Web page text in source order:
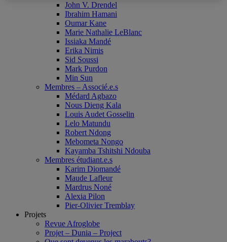
John V. Drendel
Ibrahim Hamani
Oumar Kane
Marie Nathalie LeBlanc
Issiaka Mandé
Erika Nimis
Sid Soussi
Mark Purdon
Min Sun
Membres – Associé.e.s
Médard Agbazo
Nous Dieng Kala
Louis Audet Gosselin
Lelo Matundu
Robert Ndong
Mebometa Nongo
Kayamba Tshitshi Ndouba
Membres étudiant.e.s
Karim Diomandé
Maude Lafleur
Mardrus Noné
Alexia Pilon
Pier-Olivier Tremblay
Projets
Revue Afroglobe
Projet – Dunia – Project